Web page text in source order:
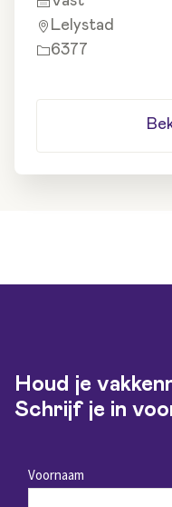
6377
Lelystad
Houd je
Schrijf je in